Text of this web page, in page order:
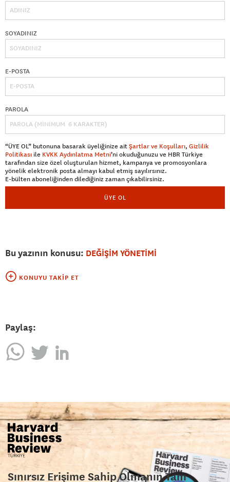
SOYADINIZ
E-POSTA
PAROLA
“ÜYE OL” butonuna basarak üyeliğinize aitŞartlar ve Koşulları, Gizlilik
Politikası ile KVKK Aydınlatma Metni’ni okuduğunuzu ve HBR Türkiye
tarafından size özel oluşturulan hizmet, kampanya ve promosyonlara
yönelik elektronik posta almayı kabul etmiş sayılırsınız.
E-bülten aboneliğinden dilediğiniz zaman çıkabilirsiniz.
ÜYE OL
Bu yazının konusu: DEĞİŞİM YÖNETİMİ
KONUYU TAKIP ET
Paylaş:
Sınırsız Erişime Sahip Olmanın Tam